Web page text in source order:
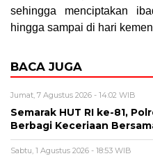
sehingga menciptakan
hingga sampai di hari
BACA JUGA
Jumat, 7 Agustus 2026 - 14:02 WIB
Semarak HUT RI ke-81,
Berbagi Keceriaan
Sabtu, 1 Agustus 2026 - 18:53 WIB